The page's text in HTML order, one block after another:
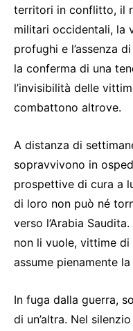
territori in conflitto, il
militari occidentali, la
profughi e l’assenza
la conferma di una
l’invisibilità delle
combattono altrove.
A distanza di
sopravvivono in
prospettive di cura a
di loro non può né
verso l’Arabia
non li vuole, vittime
assume pienamente
In fuga dalla guerra,
di un’altra. Nel